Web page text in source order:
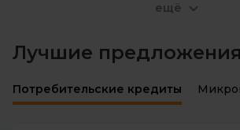
Ивановская область
Иркутская область
Калужская область
ещё
Лучшие
Потребительские кредиты